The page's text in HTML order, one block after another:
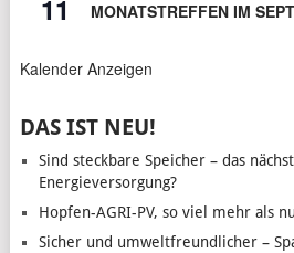
11 MONATSTREFFEN IM
Kalender Anzeigen
DAS IST NEU!
Sind steckbare Speicher – das
Energieversorgung?
Hopfen-AGRI-PV, so viel mehr als
Sicher und umweltfreundlicher –